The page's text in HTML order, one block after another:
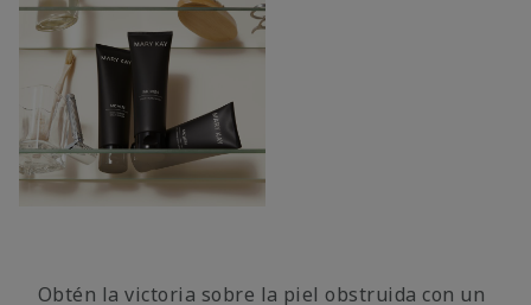
Obtén la victoria sobre la piel obstruida con un